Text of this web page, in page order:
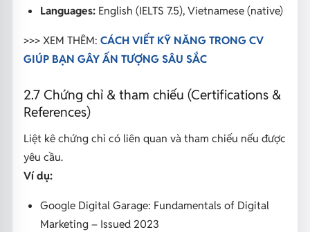
Languages:English (IELTS 7.5), Vietnamese (native)
>>> XEM THÊM: CÁCH VIẾT KỸ NĂNG TRONG CV
GIÚP BẠN GÂY ẤN TƯỢNG SÂU SẮC
2.7 Chứng chỉ & tham chiếu (Certifications &
References)
Liệt kê chứng chỉ có liên quan và tham chiếu nếu được
yêu cầu.
Ví dụ:
Google Digital Garage: Fundamentals of Digital
Marketing – Issued 2023